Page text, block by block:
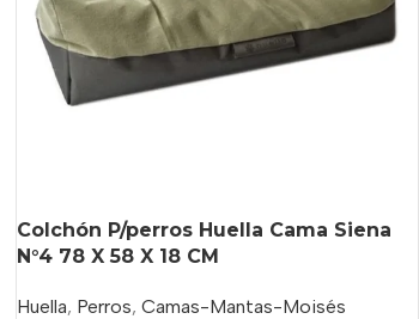
Colchón P/perros Huella Cama Siena
N°4 78 X 58 X 18 CM
Huella, Perros, Camas-Mantas-Moisés